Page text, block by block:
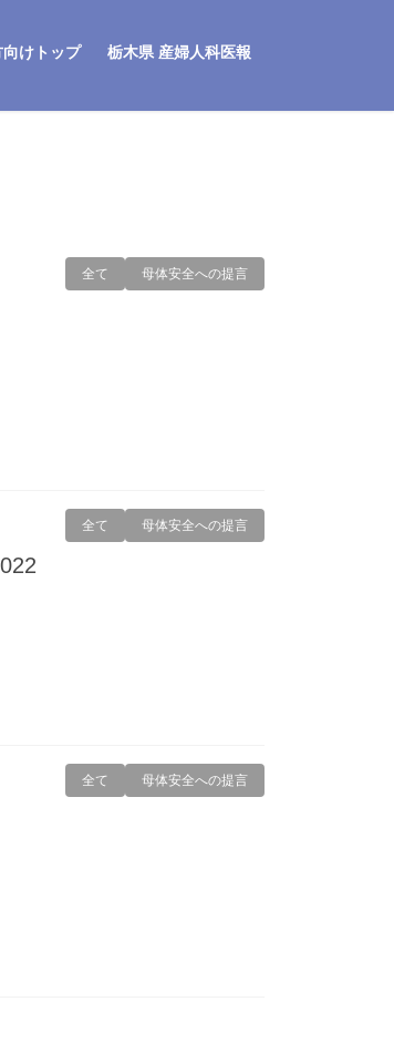
けトップ 栃木県 産婦人科医報
母体安全への提言
全て
母体安全への提言
全て
母体安全への提言
全て